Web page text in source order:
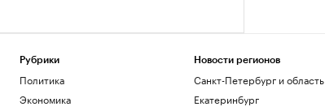
Рубрики
Политика
Экономика
Новости регионов
Санкт-Петербург и область
Екатеринбург